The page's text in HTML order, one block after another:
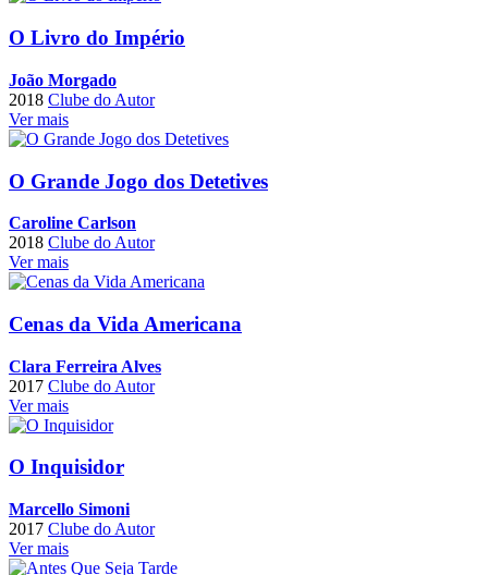
O Livro do Império
João Morgado
2018 Clube do Autor
Ver mais
O Grande Jogo dos Detetives
Caroline Carlson
2018 Clube do Autor
Ver mais
Cenas da Vida Americana
Clara Ferreira Alves
2017 Clube do Autor
Ver mais
O Inquisidor
Marcello Simoni
2017 Clube do Autor
Ver mais